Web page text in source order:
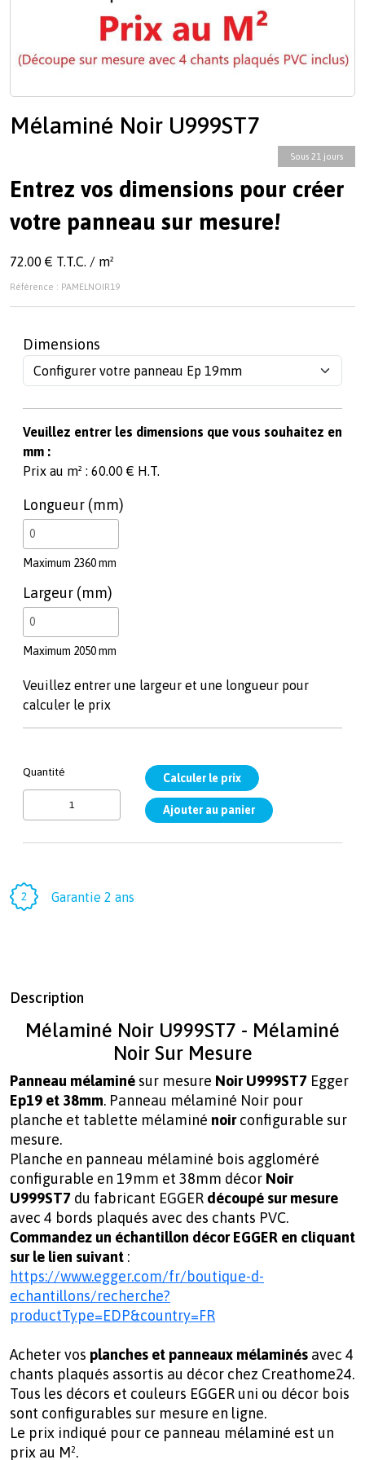
Mélaminé Noir U999ST7
Sous 21 jours
Entrez vos dimensions pour créer
votre panneau sur mesure!
72.00 € T.T.C. / m²
Référence : PAMELNOIR19
Dimensions
Veuillez entrer les dimensions que vous souhaitez en
mm :
Prix au m² : 60.00 € H.T.
Longueur (mm)
Maximum 2360 mm
Largeur (mm)
Maximum 2050 mm
Veuillez entrer une largeur et une longueur pour
calculer le prix
Quantité
Garantie 2 ans
Description
Mélaminé Noir U999ST7 - Mélaminé
Noir Sur Mesure
Panneau mélaminésur mesure Noir U999ST7 Egger
Ep19 et 38mm. Panneau mélaminé Noir pour
planche et tablette mélaminé noirconfigurable sur
mesure.
Planche en panneau mélaminé bois aggloméré
configurable en 19mm et 38mm décor Noir
U999ST7 du fabricant EGGER découpé sur mesure
avec 4 bords plaqués avec des chants PVC.
Commandez un échantillon décor EGGER en cliquant
sur le lien suivant :
https://www.egger.com/fr/boutique-d-
echantillons/recherche?
productType=EDP&country=FR
Acheter vos planches et panneaux mélaminés avec 4
chants plaqués assortis au décor chez Creathome24.
Tous les décors et couleurs EGGER uni ou décor bois
sont configurables sur mesure en ligne.
Le prix indiqué pour ce panneau mélaminé est un
prix au M².